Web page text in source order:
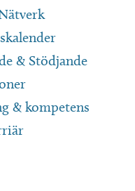
& Stödjande
& kompetens